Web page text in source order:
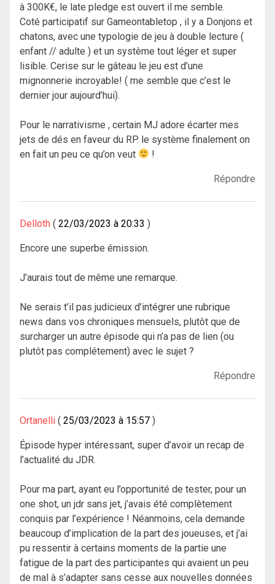
à 300K€, le late pledge est ouvert il me semble.
Coté participatif sur Gameontabletop , il y a Donjons et
chatons, avec une typologie de jeu à double lecture (
enfant // adulte ) et un système tout léger et super
lisible. Cerise sur le gâteau le jeu est d’une
mignonnerie incroyable! ( me semble que c’est le
dernier jour aujourd’hui).
Pour le narrativisme , certain MJ adore écarter mes
jets de dés en faveur du RP. le système finalement on
en fait un peu ce qu’on veut
!
Répondre
Delloth 22/03/2023 à 20:33
Encore une superbe émission.
J’aurais tout de même une remarque.
Ne serais t’il pas judicieux d’intégrer une rubrique
news dans vos chroniques mensuels, plutôt que de
surcharger un autre épisode qui n’a pas de lien (ou
plutôt pas complétement) avec le sujet ?
Répondre
Ortanelli 25/03/2023 à 15:57
Épisode hyper intéressant, super d’avoir un recap de
l’actualité du JDR.
Pour ma part, ayant eu l’opportunité de tester, pour un
one shot, un jdr sans jet, j’avais été complètement
conquis par l’expérience ! Néanmoins, cela demande
beaucoup d’implication de la part des joueuses, et j’ai
pu ressentir à certains moments de la partie une
fatigue de la part des participantes qui avaient un peu
de mal à s’adapter sans cesse aux nouvelles données